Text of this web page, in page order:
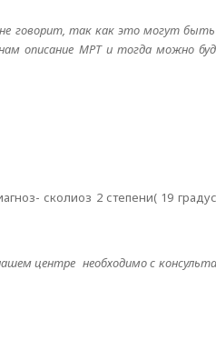
говорит, так как это могут
описание МРТ и тогда можно
сколиоз 2 степени( 19
центре необходимо с